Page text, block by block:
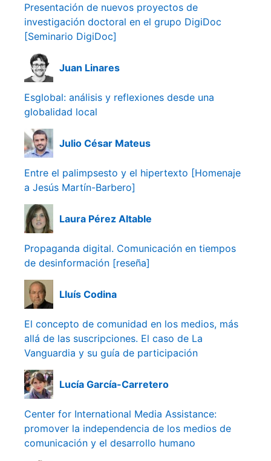
Presentación de nuevos proyectos de
investigación doctoral en el grupo DigiDoc
[Seminario DigiDoc]
Juan Linares
Esglobal: análisis y reflexiones desde una
globalidad local
Julio César Mateus
Entre el palimpsesto y el hipertexto [Homenaje
a Jesús Martín-Barbero]
Laura Pérez Altable
Propaganda digital. Comunicación en tiempos
de desinformación [reseña]
Lluís Codina
El concepto de comunidad en los medios, más
allá de las suscripciones. El caso de La
Vanguardia y su guía de participación
Lucía García-Carretero
Center for International Media Assistance:
promover la independencia de los medios de
comunicación y el desarrollo humano